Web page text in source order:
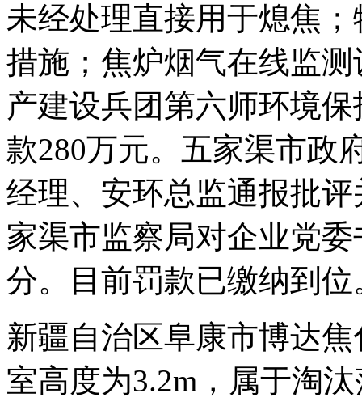
未经处理直接用于熄焦
措施；焦炉烟气在线监
产建设兵团第六师环境
款280万元。五家渠市政
经理、安环总监通报批
家渠市监察局对企业党
分。目前罚款已缴纳到位
新疆自治区阜康市博达
室高度为3.2m，属于淘